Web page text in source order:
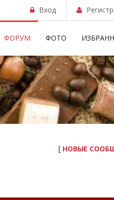
Вход
ФОРУМ ФОТО
[ НОВЫЕ